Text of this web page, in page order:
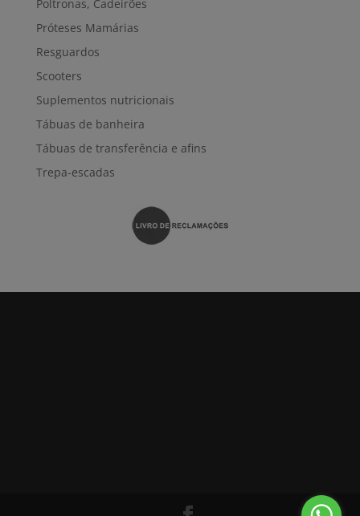
Poltronas, Cadeirões
Próteses Mamárias
Resguardos
Scooters
Suplementos nutricionais
Tábuas de banheira
Tábuas de transferência e afins
Trepa-escadas